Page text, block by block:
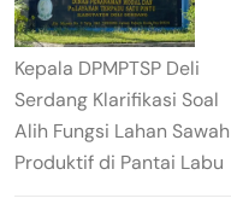
Kepala DPMPTSP Deli
Serdang Klarifikasi Soal
Alih Fungsi Lahan Sawah
Produktif di Pantai Labu